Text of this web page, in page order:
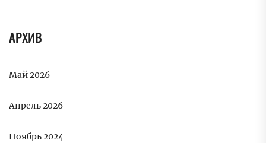
АРХИВ
Май 2026
Апрель 2026
Ноябрь 2024